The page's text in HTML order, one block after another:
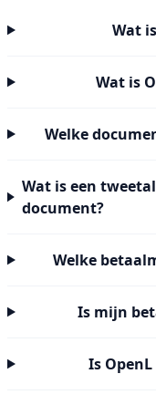
Wat
Wat is
Welke
Wat is een
document?
Welke
Is mijn
Is